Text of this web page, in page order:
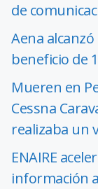
de
Aena
beneficio de
Mueren en
Cessna
realizaba un
ENAIRE
información